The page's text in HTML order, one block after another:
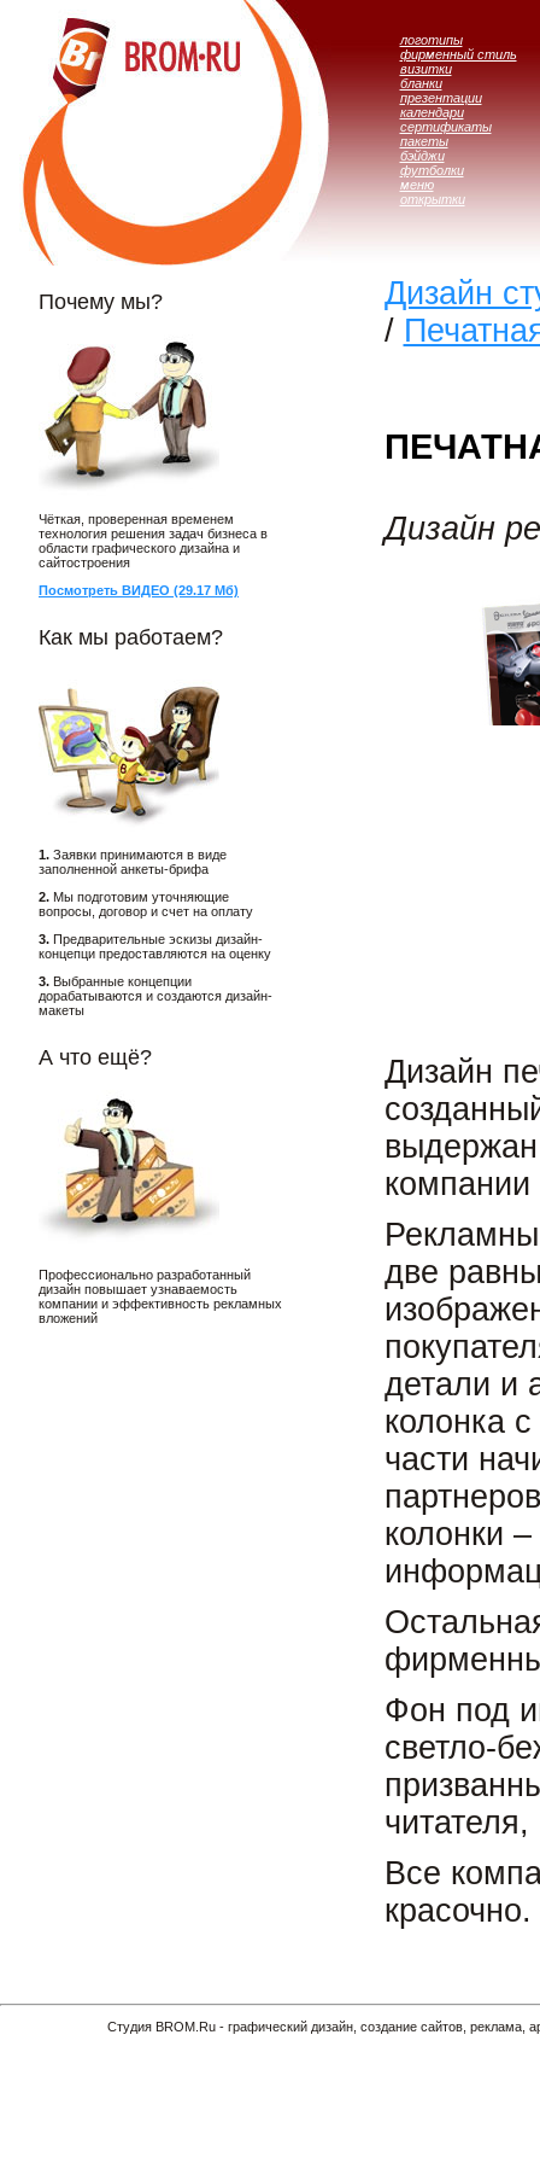
логотипы
фирменный стиль
визитки
бланки
презентации
календари
сертификаты
пакеты
бэйджи
футболки
меню
открытки
Почему мы?
Чёткая, проверенная временем
технология решения задач бизнеса в
области графического дизайна и
сайтостроения
Посмотреть ВИДЕО (29.17 Мб)
Как мы работаем?
1. Заявки принимаются в виде
заполненной анкеты-брифа
2. Мы подготовим уточняющие
вопросы, договор и счет на оплату
3. Предварительные эскизы дизайн-
концепци предоставляются на оценку
3. Выбранные концепции
дорабатываются и создаются дизайн-
макеты
А что ещё?
Профессионально разработанный
дизайн повышает узнаваемость
компании и эффективность рекламных
вложений
Дизайн
/
Дизайн
Дизайн
выдержан
компании
две
детали и
колонка
части
колонки
Фон под
светло-
Все
красочно.
Cтудия BROM.Ru - графический дизайн, создание сайтов,